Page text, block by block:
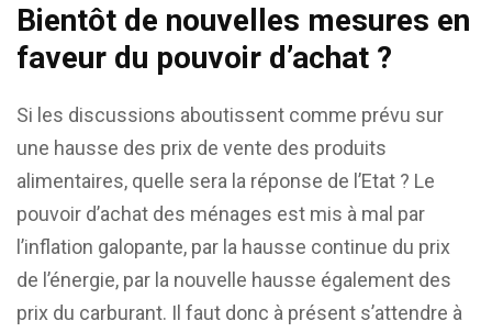
Bientôt de nouvelles mesures en
faveur du pouvoir d’achat ?
Si les discussions aboutissent comme prévu sur
une hausse des prix de vente des produits
alimentaires, quelle sera la réponse de l’Etat ? Le
pouvoir d’achat des ménages est mis à mal par
l’inflation galopante, par la hausse continue du prix
de l’énergie, par la nouvelle hausse également des
prix du carburant. Il faut donc à présent s’attendre à